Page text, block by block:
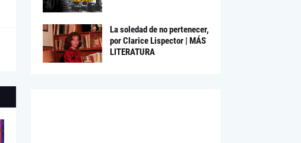
La soledad de no pertenecer,
por Clarice Lispector | MÁS
LITERATURA